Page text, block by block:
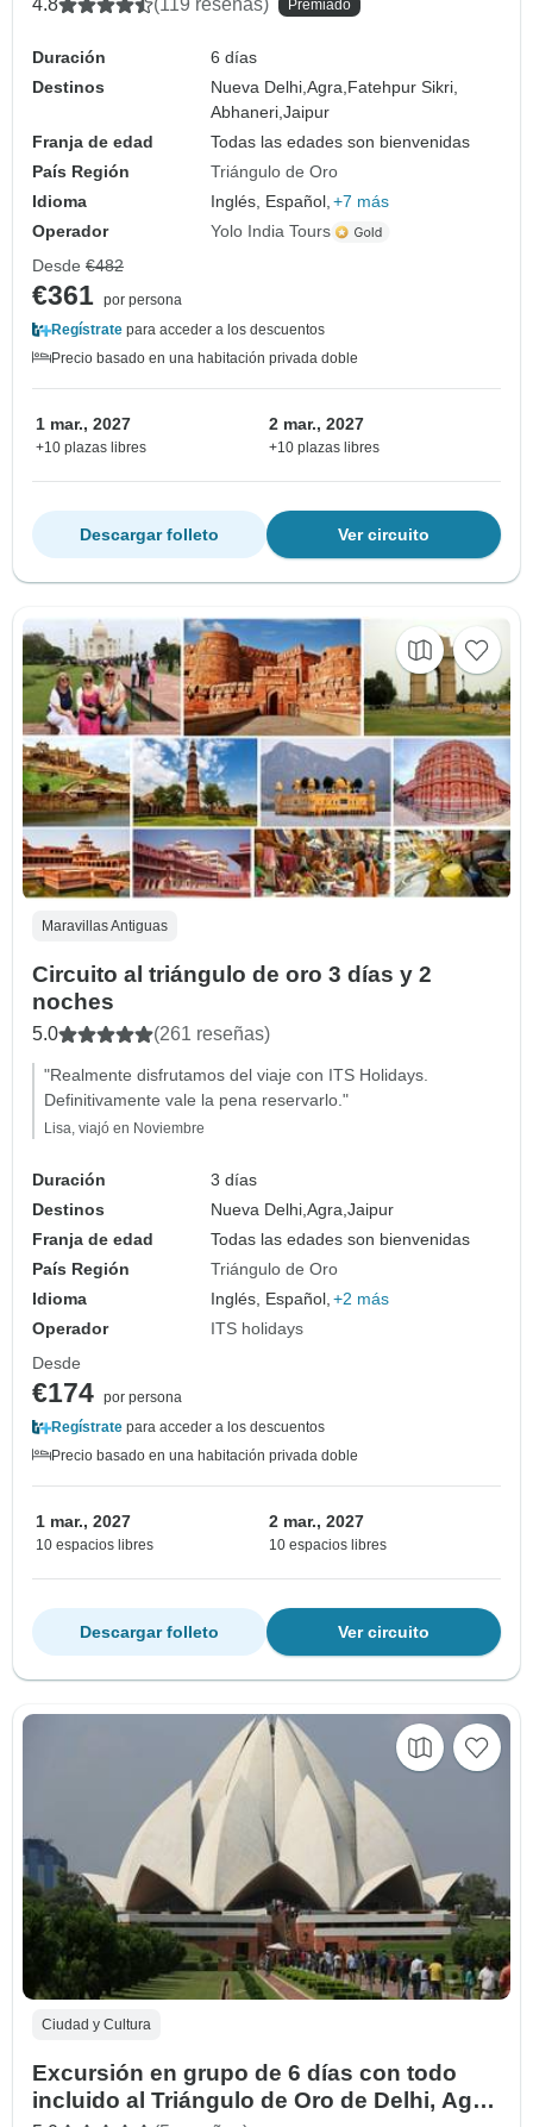
4.8 (119 reseñas) Premiado
Duración
6 días
Destinos
Nueva Delhi,Agra,Fatehpur Sikri,
Abhaneri,Jaipur
Franja de edad
Todas las edades son bienvenidas
País Región
Triángulo de Oro
Idioma
Inglés, Español, +7 más
Operador
Yolo India Tours
Desde €482
€361 por persona
Regístrate para acceder a los descuentos
Precio basado en una habitación privada doble
1 mar., 2027
+10 plazas libres
2 mar., 2027
+10 plazas libres
Ver circuito
Descargar folleto
Maravillas Antiguas
Circuito al triángulo de oro 3 días y 2
noches
5.0 (261 reseñas)
"Realmente disfrutamos del viaje con ITS Holidays.
Definitivamente vale la pena reservarlo."
Lisa, viajó en Noviembre
Duración
3 días
Destinos
Nueva Delhi,Agra,Jaipur
Franja de edad
Todas las edades son bienvenidas
País Región
Triángulo de Oro
Idioma
Inglés, Español, +2 más
Operador
ITS holidays
Desde
€174 por persona
Regístrate para acceder a los descuentos
Precio basado en una habitación privada doble
1 mar., 2027
10 espacios libres
2 mar., 2027
10 espacios libres
Ver circuito
Descargar folleto
Ciudad y Cultura
Excursión en grupo de 6 días con todo
incluido al Triángulo de Oro de Delhi, Agra